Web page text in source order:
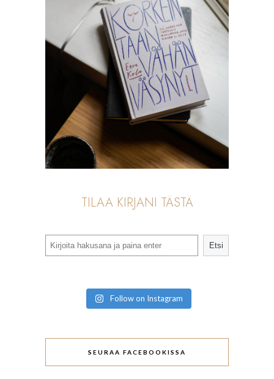
TILAA KIRJANI TÄSTÄ
Etsi
Follow on Instagram
SEURAA FACEBOOKISSA